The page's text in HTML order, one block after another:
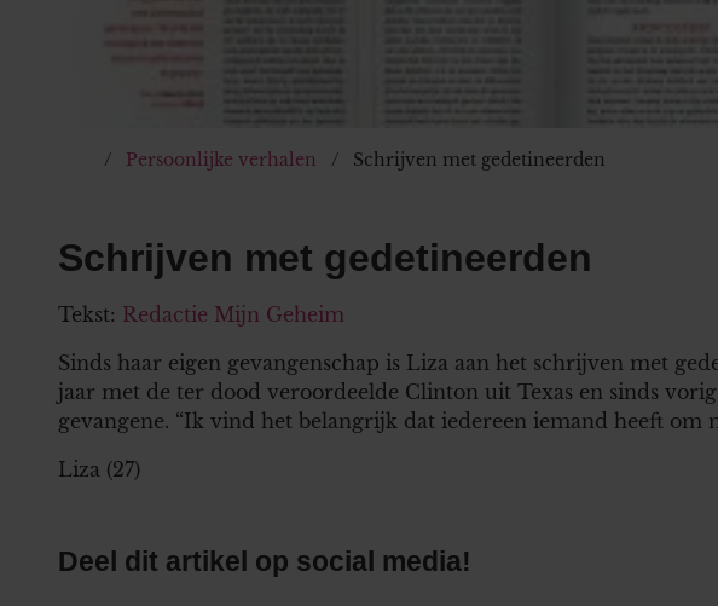
Persoonlijke verhalen Schrijven met gedetineerden
Schrijven met gedetineerden
Tekst: Redactie Mijn Geheim
Sinds haar eigen gevangenschap is Liza aan het schrijven met
jaar met de ter dood veroordeelde Clinton uit Texas en sinds
gevangene. “Ik vind het belangrijk dat iedereen iemand heeft om
Liza (27)
Deel dit artikel op social media!